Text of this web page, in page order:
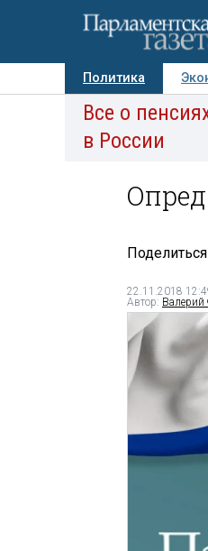
Политика
Авторы
Все о
в России
Поделиться
22.11.2018
Автор: Валерий